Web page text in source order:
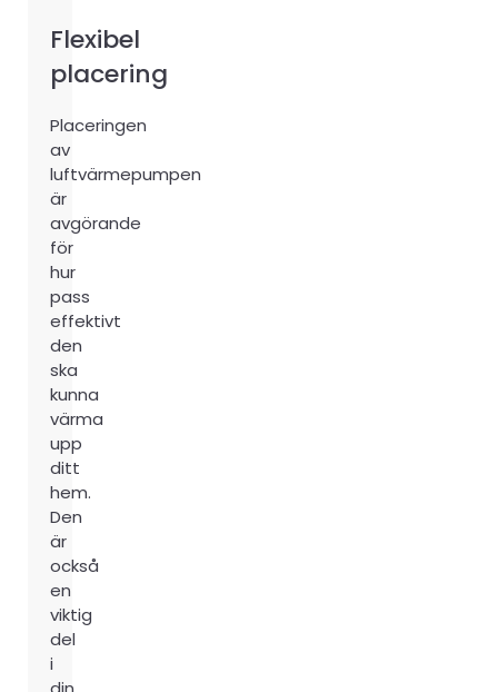
Flexibel
placering
Placeringen
av
luftvärmepumpen
är
avgörande
för
hur
pass
effektivt
den
ska
kunna
värma
upp
ditt
hem.
Den
är
också
en
viktig
del
i